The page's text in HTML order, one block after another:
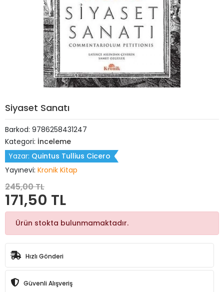
Siyaset Sanatı
Barkod: 9786258431247
Kategori: İnceleme
Yazar: Quintus Tullius Cicero
Yayınevi: Kronik Kitap
245,00 TL
171,50 TL
Ürün stokta bulunmamaktadır.
Hızlı Gönderi
Güvenli Alışveriş